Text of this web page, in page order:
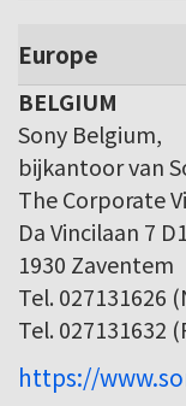
Europe
BELGIUM
Sony Belgium,
bijkantoor van
The Corporate
Da Vincilaan 7
1930 Zaventem
Tel. 027131626
Tel. 027131632
https://